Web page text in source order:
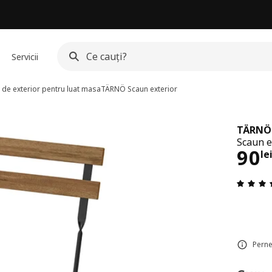
Servicii
de exterior pentru luat masaTÄRNÖ Scaun exterior
TÄRNÖ
Scaun
90lei